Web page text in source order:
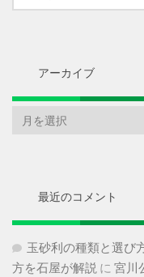
索:
アーカイブ
最近のコメント
玉砂利の種類と選び
方を石屋が解説 に 宮川